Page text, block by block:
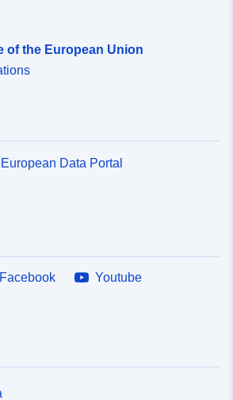
of the European Union
Data Portal
Facebook
Youtube